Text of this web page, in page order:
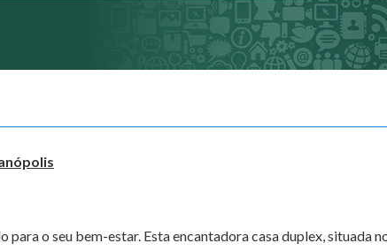
o seu bem-estar. Esta encantadora casa duplex, situada